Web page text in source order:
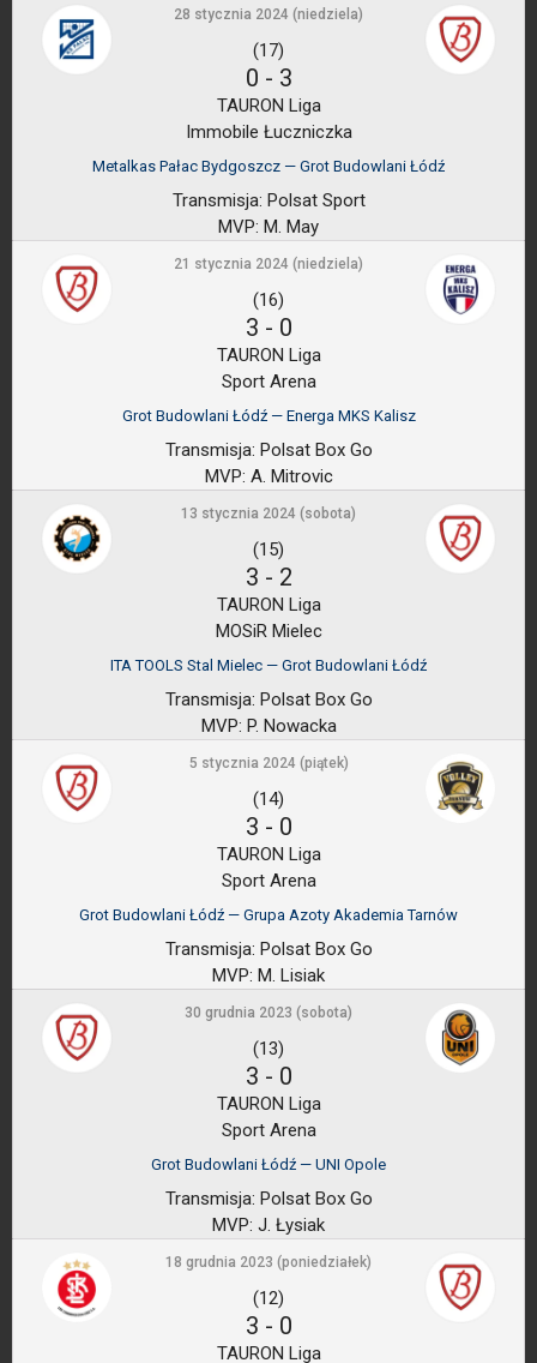
28 stycznia 2024 (niedziela)
(17)
0 - 3
TAURON Liga
Immobile Łuczniczka
Metalkas Pałac Bydgoszcz — Grot Budowlani Łódź
Transmisja: Polsat Sport
MVP: M. May
21 stycznia 2024 (niedziela)
(16)
3 - 0
TAURON Liga
Sport Arena
Grot Budowlani Łódź — Energa MKS Kalisz
Transmisja: Polsat Box Go
MVP: A. Mitrovic
13 stycznia 2024 (sobota)
(15)
3 - 2
TAURON Liga
MOSiR Mielec
ITA TOOLS Stal Mielec — Grot Budowlani Łódź
Transmisja: Polsat Box Go
MVP: P. Nowacka
5 stycznia 2024 (piątek)
(14)
3 - 0
TAURON Liga
Sport Arena
Grot Budowlani Łódź — Grupa Azoty Akademia Tarnów
Transmisja: Polsat Box Go
MVP: M. Lisiak
30 grudnia 2023 (sobota)
(13)
3 - 0
TAURON Liga
Sport Arena
Grot Budowlani Łódź — UNI Opole
Transmisja: Polsat Box Go
MVP: J. Łysiak
18 grudnia 2023 (poniedziałek)
(12)
3 - 0
TAURON Liga